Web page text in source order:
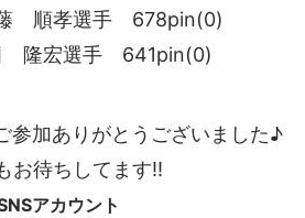
順孝選手 678pin(0)
隆宏選手 641pin(0)
参加ありがとうございました♪
お待ちしてます!!
アカウント